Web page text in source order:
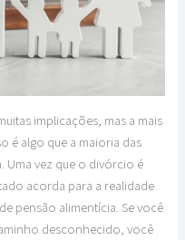
implicações, mas a mais
é algo que a maioria das
Uma vez que o divórcio é
acorda para a realidade
pensão alimentícia. Se você
desconhecido, você